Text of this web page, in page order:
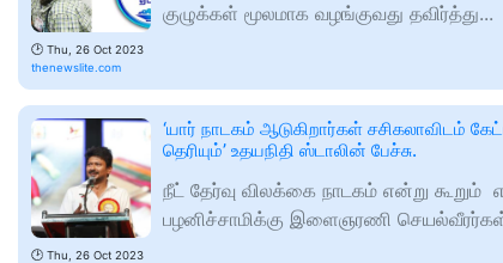
🕑 Thu, 26 Oct 2023
thenewslite.com
குழுக்கள் மூலமாக வழங்குவது தவிர்த்து...
🕑 Thu, 26 Oct 2023
‘யார் நாடகம் ஆடுகிறார்கள் சசிகலாவிடம்
தெரியும்’ உதயநிதி ஸ்டாலின் பேச்சு.
நீட் தேர்வு விலக்கை நாடகம் என்று கூறும்
பழனிச்சாமிக்கு இளைஞரணி